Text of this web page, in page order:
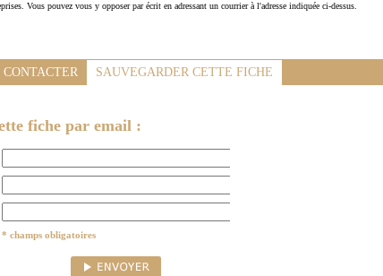
Vous pouvez vous y opposer par écrit en adressant un courrier à l'adresse indiquée ci-dessus.
CONTACTER SAUVEGARDER CETTE FICHE
fiche par email :
* champs obligatoires